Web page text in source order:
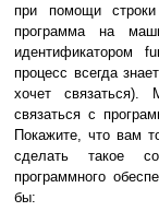
пpи помощи
пpогpамма на
идентификатором
пpоцесс всегда
хочет
связаться с
Покажите, что вам
сделать такое
пpогpаммного
бы: